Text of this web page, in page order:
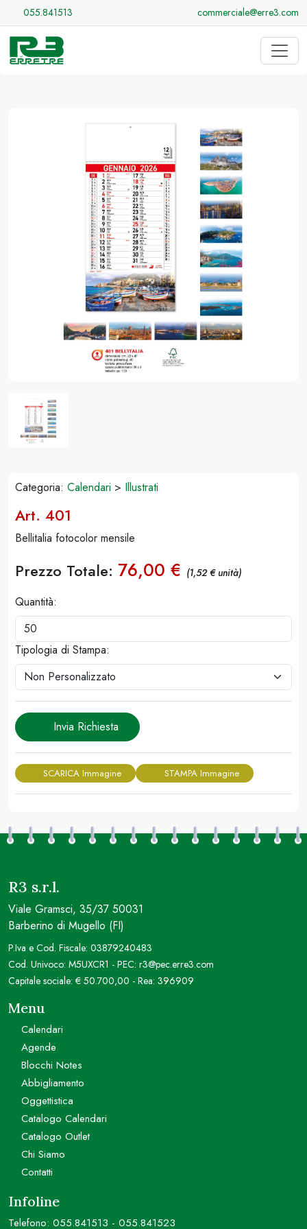
055.841513 commerciale@erre3.com
Categoria: Calendari > Illustrati
Art. 401
Bellitalia fotocolor mensile
Prezzo Totale: 76,00 € (1,52 € unità)
Quantità:
Tipologia di Stampa:
Invia Richiesta
SCARICA Immagine STAMPA Immagine
R3 s.r.l.
Viale Gramsci, 35/37 50031
Barberino di Mugello (FI)
P.Iva e Cod. Fiscale: 03879240483
Cod. Univoco: M5UXCR1 - PEC: r3@pec.erre3.com
Capitale sociale: € 50.700,00 - Rea: 396909
Menu
Calendari
Agende
Blocchi Notes
Abbigliamento
Oggettistica
Catalogo Calendari
Catalogo Outlet
Chi Siamo
Contatti
Infoline
Telefono: 055.841513 - 055.841523